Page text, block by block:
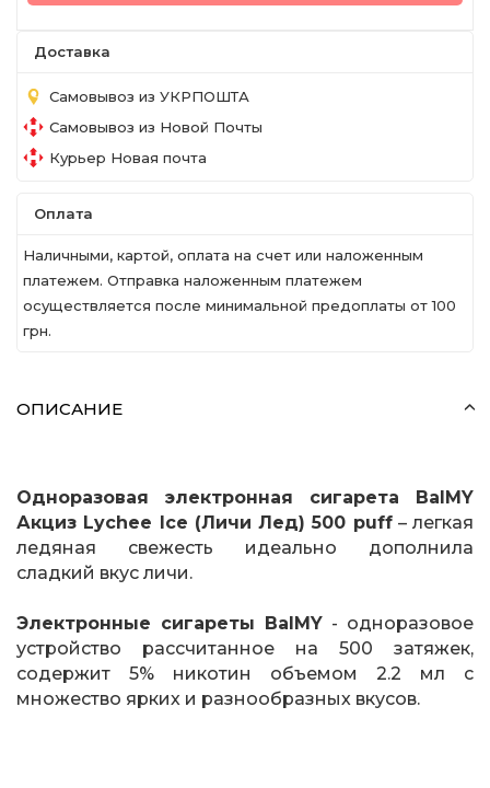
Доставка
Самовывоз из УКРПОШТА
Самовывоз из Новой Почты
Курьер Новая почта
Оплата
Наличными, картой, оплата на счет или наложенным
платежем. Отправка наложенным платежем
осуществляется после минимальной предоплаты от 100
грн.
ОПИСАНИЕ
Одноразовая электронная сигарета BalMY
Акциз Lychee Ice (Личи Лед) 500 puff– легкая
ледяная свежесть идеально дополнила
сладкий вкус личи.
Электронные сигареты BalMY - одноразовое
устройство рассчитанное на 500 затяжек,
содержит 5% никотин объемом 2.2 мл с
множество ярких и разнообразных вкусов.